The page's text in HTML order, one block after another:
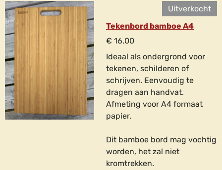
Uitverkocht
Tekenbord bamboe A4
€ 16,00
Ideaal als ondergrond voor
tekenen, schilderen of
schrijven. Eenvoudig te
dragen aan handvat.
Afmeting voor A4 formaat
papier.
Dit bamboe bord mag vochtig
worden, het zal niet
kromtrekken.